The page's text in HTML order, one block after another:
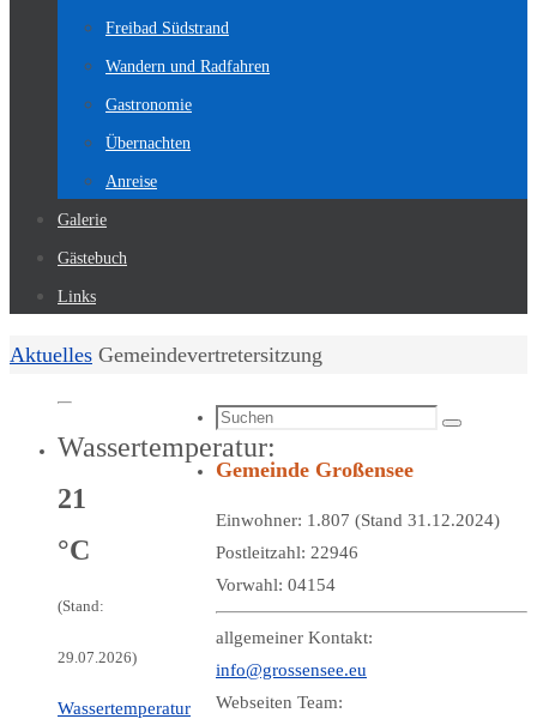
Freibad Südstrand
Wandern und Radfahren
Gastronomie
Übernachten
Anreise
Galerie
Gästebuch
Links
Start
Aktuelles Gemeindevertretersitzung
Wassertemperatur:
21
°C
(Stand:
29.07.2026)
Wassertemperatur
Suchen
nach:
Suchen
Gemeinde Großensee
Einwohner: 1.807 (Stand 31.12.2024)
Postleitzahl: 22946
Vorwahl: 04154
allgemeiner Kontakt:
info@grossensee.eu
Webseiten Team: